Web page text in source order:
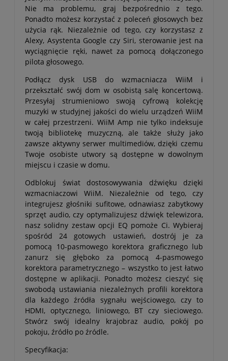
Nie ma problemu, graj bezpośrednio z tego.
Ponadto możesz korzystać z poleceń głosowych bez
użycia rąk. Niezależnie od tego, czy korzystasz z
Alexy, Asystenta Google czy Siri, sterowanie jest na
wyciągnięcie ręki, nawet za pomocą dołączonego
pilota głosowego.
Podłącz dysk USB do wzmacniacza WiiM i
przekształć swój dom w osobistą salę koncertową.
Przesyłaj strumieniowo swoją cyfrową kolekcję
muzyki w studyjnej jakości do wielu urządzeń WiiM
w całej przestrzeni. WiiM Amp nie tylko indeksuje
twoją bibliotekę muzyczną, ale także służy jako
zawsze aktywny serwer multimediów, dzięki czemu
Twoje osobiste utwory są dostępne w dowolnym
miejscu i czasie w domu.
Odblokuj świat dostosowywania dźwięku dzięki
wzmacniaczowi WiiM. Niezależnie od tego, czy
integrujesz głośniki sufitowe, odnawiasz zabytkowy
sprzęt audio, czy optymalizujesz dźwięk telewizora,
nasz solidny zestaw opcji EQ pomoże Ci. Wybieraj
spośród 24 gotowych ustawień, dostrój je za
pomocą 10-pasmowego korektora graficznego lub
zanurz się głęboko za pomocą 4-pasmowego
korektora parametrycznego – wszystko to jest łatwo
dostępne w aplikacji. Ponadto możesz cieszyć się
swobodą ustawiania niezależnych profili korektora
dla każdego źródła sygnału wejściowego, czy to
HDMI, optycznego, liniowego, BT czy sieciowego.
Stwórz swój idealny krajobraz audio, pokój po
pokoju, źródło po źródle.
Specyfikacja: